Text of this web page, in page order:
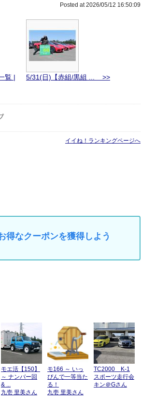
Posted at 2026/05/12 16:50:09
覧 | 5/31(日)【赤組/黒組 ... >>
イイね！ランキングページへ
なクーポンを獲得しよう
モエ活【150】
～ ナンバー回
& ...
九壱 里美さん
モ166 ～ いっ
ぴんで一等当た
る！
九壱 里美さん
TC2000 K-1
スポーツ走行会
キン＠Gさん